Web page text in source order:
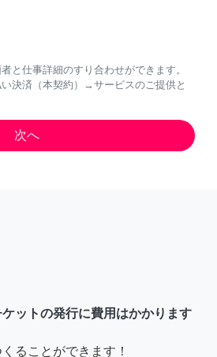
と仕事詳細のすり合わせができます。
決済（本契約）→サービスのご提供と
ットの発行に費用はかかります
ることができます！